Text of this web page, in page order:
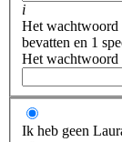
i
Het wachtwoord
bevatten en 1
Het wachtwoord
Ik heb geen